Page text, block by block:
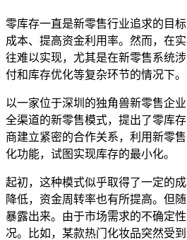
零库存一直是新零售行业追求的目
成本、提高资金利用率。然而，在
往难以实现，尤其是在新零售系统
付和库存优化等复杂环节的情况下。
以一家位于深圳的独角兽新零售企
全渠道的新零售模式，提出了零库
商建立紧密的合作关系，利用新零
化功能，试图实现库存的最小化。
起初，这种模式似乎取得了一定的
降低，资金周转率也有所提高。但
暴露出来。由于市场需求的不确定
况。比如，某款热门化妆品突然受